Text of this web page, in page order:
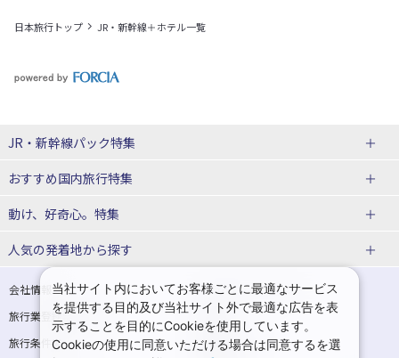
日本旅行トップ JR・新幹線＋ホテル一覧
JR・新幹線パック特集
tabiwaスペシャル
日帰りTrip
おすすめ国内旅行特集
ユニバーサル・スタジオ・ジャパンへの旅
贅沢時間
大阪
動け、好奇心。特集
西の日キャンペーン
こだわり企画 鉄道 京都 美酒旅 祭り花火 期間限定イベント
体験プラン
親子旅
演劇 イベント スポーツ 音楽
人気の発着地から探す
関西→金沢旅 関西→広島旅
関西→岡山旅 関西→博多旅
会社情報
プライバシーポリシー
旅行業登録票・約款
規約集
旅行条件書
商標について
当社サイト内においてお客様ごとに最適なサービス
を提供する目的及び当社サイト外で最適な広告を表
示することを目的にCookieを使用しています。
Cookieの使用に同意いただける場合は同意するを選